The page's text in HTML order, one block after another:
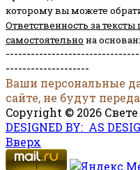
которому вы можете
Ответственность за
самостоятельно на
--------------------
Ваши персональные
сайте, не будут
Copyright © 2026
DESIGNED BY: AS
Вверх